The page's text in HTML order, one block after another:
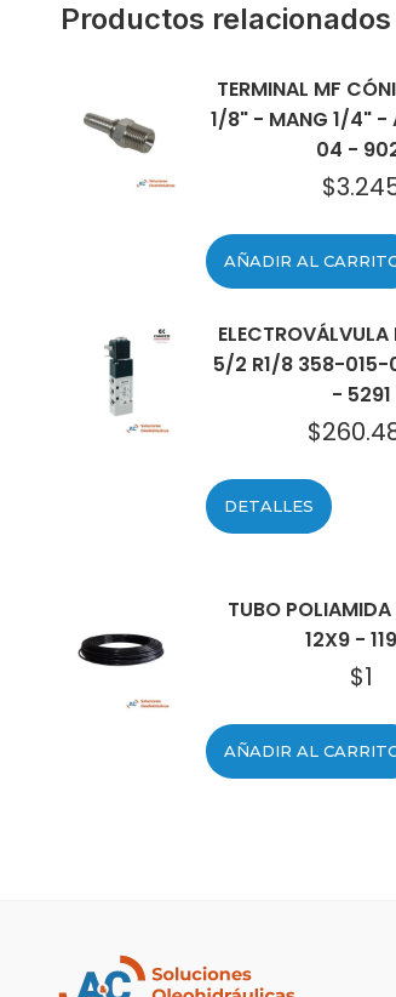
Productos relacionados
TERMINAL MF
1/8" - MANG 1/4"
04 -
$
AÑADIR AL
5/2 R1/8 358-015-
- 5291
$
DETALLES
TUBO
12X9 -
$1
AÑADIR AL